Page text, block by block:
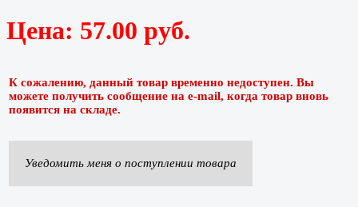
Цена: 57.00 руб.
К сожалению, данный товар временно недоступен. Вы
можете получить сообщение на e-mail, когда товар вновь
появится на складе.
Уведомить меня о поступлении товара